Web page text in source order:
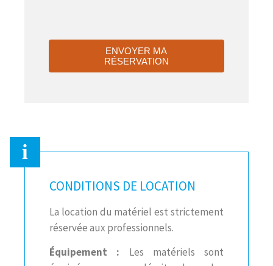
ENVOYER MA
RÉSERVATION
CONDITIONS DE LOCATION
La location du matériel est strictement
réservée aux professionnels.
Équipement : Les matériels sont